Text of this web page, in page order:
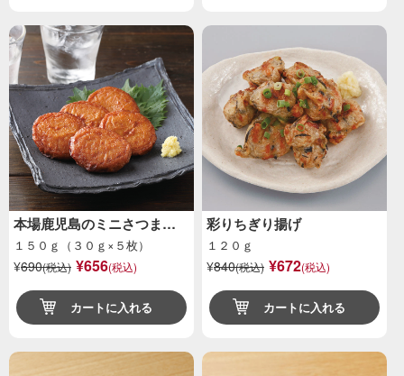
本場鹿児島のミニさつま…
１５０ｇ（３０ｇ×５枚）
¥690(税込) ¥656(税込)
カートに入れる
彩りちぎり揚げ
１２０ｇ
¥840(税込) ¥672(税込)
カートに入れる